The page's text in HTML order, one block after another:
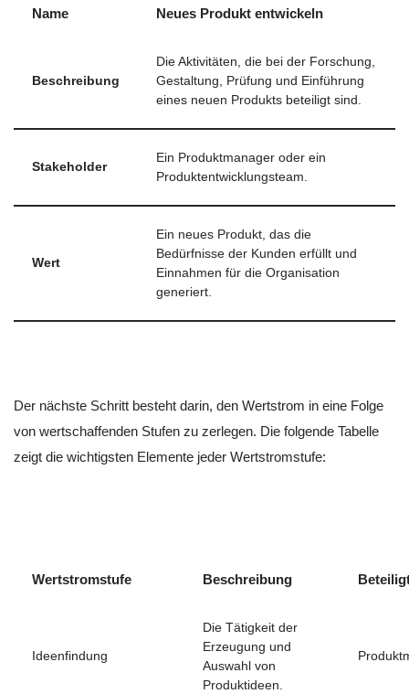
Name Neues Produkt entwickeln
Beschreibung
Die Aktivitäten, die bei der Forschung,
Gestaltung, Prüfung und Einführung
eines neuen Produkts beteiligt sind.
Stakeholder
Ein Produktmanager oder ein
Produktentwicklungsteam.
Wert
Ein neues Produkt, das die
Bedürfnisse der Kunden erfüllt und
Einnahmen für die Organisation
generiert.
Der nächste Schritt besteht darin, den Wertstrom in eine Folge
von wertschaffenden Stufen zu zerlegen. Die folgende Tabelle
zeigt die wichtigsten Elemente jeder Wertstromstufe:
Wertstromstufe Beschreibung
Ideenfindung
Die Tätigkeit der
Erzeugung und
Auswahl von
Produktideen.